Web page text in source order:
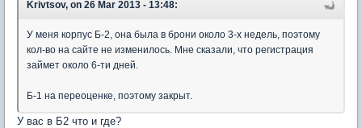
Krivtsov, on 26 Mar 2013 - 13:48:
У меня корпус Б-2, она была в брони около 3-х недель, поэтому
кол-во на сайте не изменилось. Мне сказали, что регистрация
займет около 6-ти дней.
Б-1 на переоценке, поэтому закрыт.
У вас в Б2 что и где?